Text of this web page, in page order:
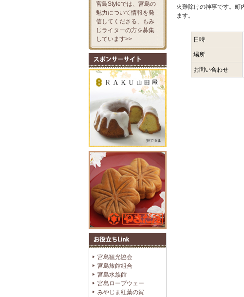
火難除けの神事です。町
ます。
日時
場所
お問い合わせ
宮島Styleでは、宮島の
魅力について情報を発
信してくださる、もみ
じライターの方を募集
しています>>
宮島観光協会
宮島旅館組合
宮島水族館
宮島ロープウェー
みやじま紅葉の賀